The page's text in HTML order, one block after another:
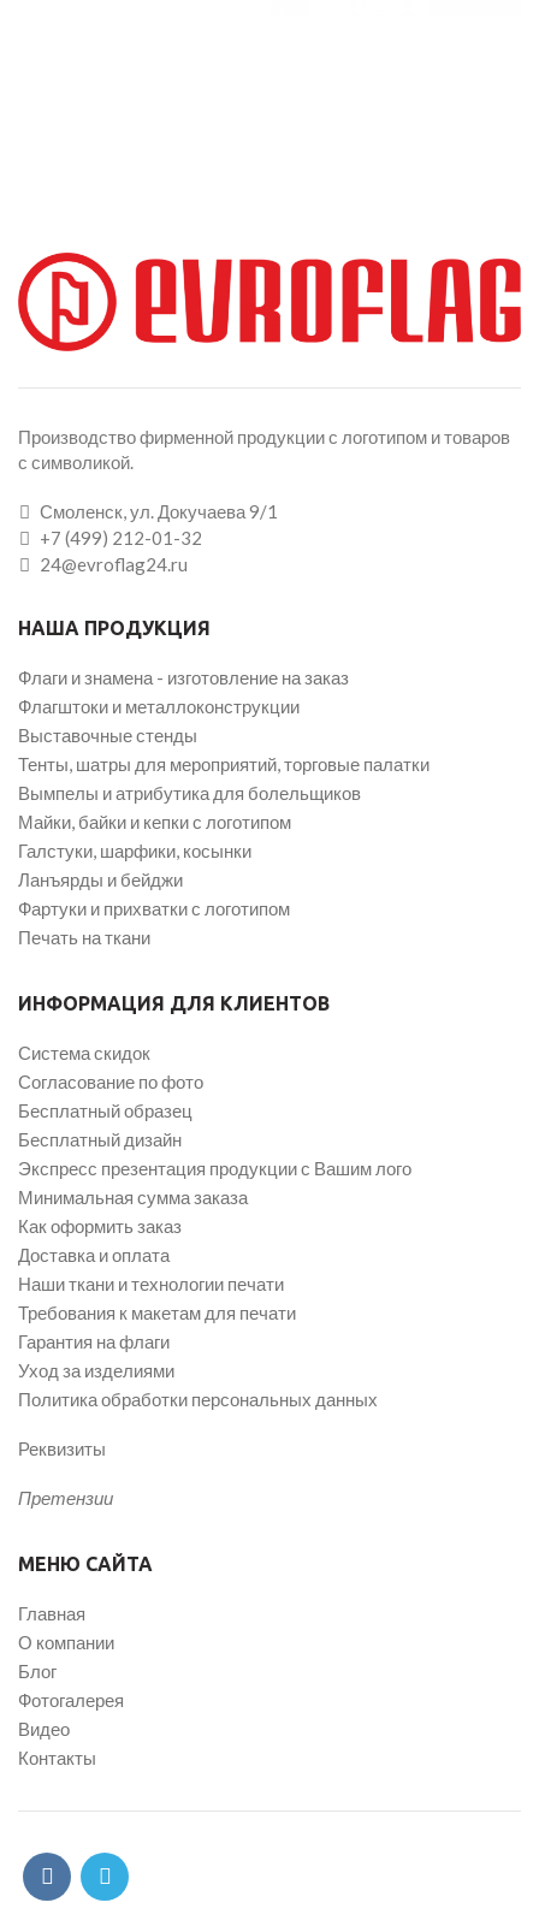
Производство фирменной продукции с логотипом и товаров
с символикой.
Смоленск, ул. Докучаева 9/1
+7 (499) 212-01-32
24@evroflag24.ru
НАША ПРОДУКЦИЯ
Флаги и знамена - изготовление на заказ
Флагштоки и металлоконструкции
Выставочные стенды
Тенты, шатры для мероприятий, торговые палатки
Вымпелы и атрибутика для болельщиков
Майки, байки и кепки с логотипом
Галстуки, шарфики, косынки
Ланъярды и бейджи
Фартуки и прихватки с логотипом
Печать на ткани
ИНФОРМАЦИЯ ДЛЯ КЛИЕНТОВ
Система скидок
Согласование по фото
Бесплатный образец
Бесплатный дизайн
Экспресс презентация продукции с Вашим лого
Минимальная сумма заказа
Как оформить заказ
Доставка и оплата
Наши ткани и технологии печати
Требования к макетам для печати
Гарантия на флаги
Уход за изделиями
Политика обработки персональных данных
Реквизиты
Претензии
МЕНЮ САЙТА
Главная
О компании
Блог
Фотогалерея
Видео
Контакты